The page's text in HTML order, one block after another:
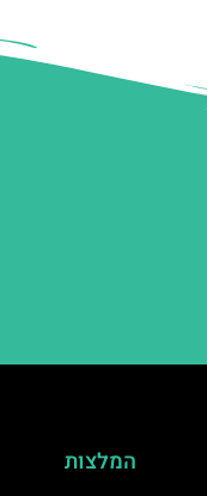
המלצות